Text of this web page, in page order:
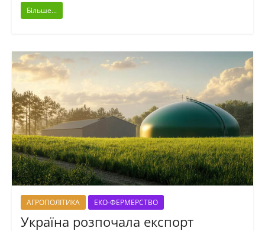
Більше...
АГРОПОЛІТИКА ЕКО-ФЕРМЕРСТВО
Україна розпочала експорт